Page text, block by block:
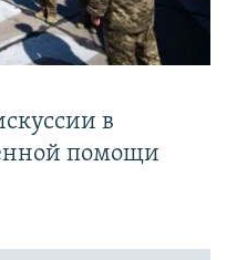
в
помощи